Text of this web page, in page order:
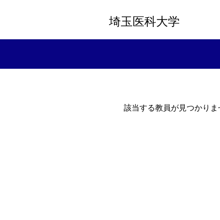
埼玉医科大学
該当する教員が見つかりま